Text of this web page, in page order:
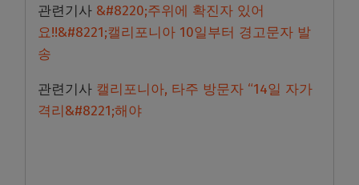
관련기사 &#8220;주위에 확진자 있어
요!!&#8221;캘리포니아 10일부터 경고문자 발
송
관련기사 캘리포니아, 타주 방문자 “14일 자가
격리&#8221;해야